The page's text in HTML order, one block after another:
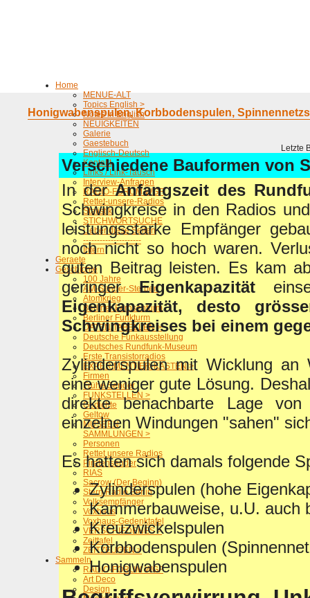
Home
MENUE-ALT
Topics English >
Notes in English
NEUIGKEITEN
Galerie
Gaestebuch
Englisch-Deutsch
Kontakt
Links / Link-Tausch
Interview-Anfragen
RADIO-FORUM WGF
Rettet-unsere-Radios
Statistik
STICHWORTSUCHE
Ueber diese Seiten
---------------------
Intern
Geraete
Geschichte
100 Jahre
AM-Sender-Sterben
Atomkrieg
Berliner Fernsehturm
Berliner Funkturm
DATEN/TABELLEN >
Deutsche Funkausstellung
Deutsches Rundfunk-Museum
Erste Transistorradios
EXPERIMENTIER-KÄSTEN >
Firmen
Frühe Sender
FUNKSTELLEN >
Gedichte
Geltow
MUSEEN
SAMMLUNGEN >
Personen
Rettet unsere Radios
Piratensender
RIAS
Sacrow (Der Beginn)
Stern Radio Berlin
Volksempfänger
Voxhaus
Voxhaus-Gedenktafel
VERSCHIEDENES >
Zeittafel
ZEITZEUGEN >
Sammeln
RADIO-FORUM WGF
Art Deco
Design
Honigwabenspulen, Korbbodenspulen,
Letzte
Verschiedene Bauformen von
In derAnfangszeit des
Schwingkreise in den Radios
leistungsstarke Empfänger
noch nicht so hoch waren.
guten Beitrag leisten. Es kam
geringerEigenkapazität
Eigenkapazität, desto
Schwingkreises bei einem
Zylinderspulen mit Wicklung an
eine weniger gute Lösung.
direkte benachbarte Lage
einzelnen Windungen "sahen"
Es hatten sich damals folgende
Zylinderspulen (hohe
Kammerbauweise, u.U. auch
Kreuzwickelspulen
Korbbodenspulen
Honigwabenspulen